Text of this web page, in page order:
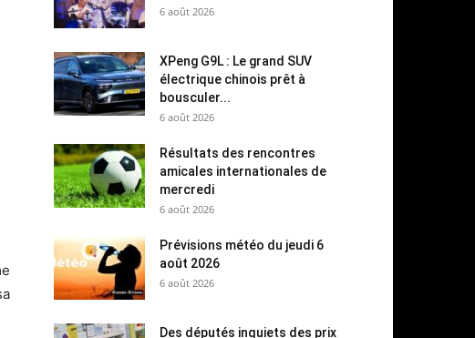
6 août 2026
XPeng G9L : Le grand SUV
électrique chinois prêt à
bousculer...
6 août 2026
Résultats des rencontres
amicales internationales de
mercredi
6 août 2026
Prévisions météo du jeudi 6
août 2026
6 août 2026
Des députés inquiets des prix